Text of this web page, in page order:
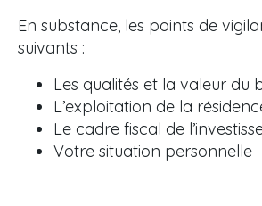
En substance, les points de
suivants :
Les qualités et la valeur du
L’exploitation de la
Le cadre fiscal de
Votre situation personnelle